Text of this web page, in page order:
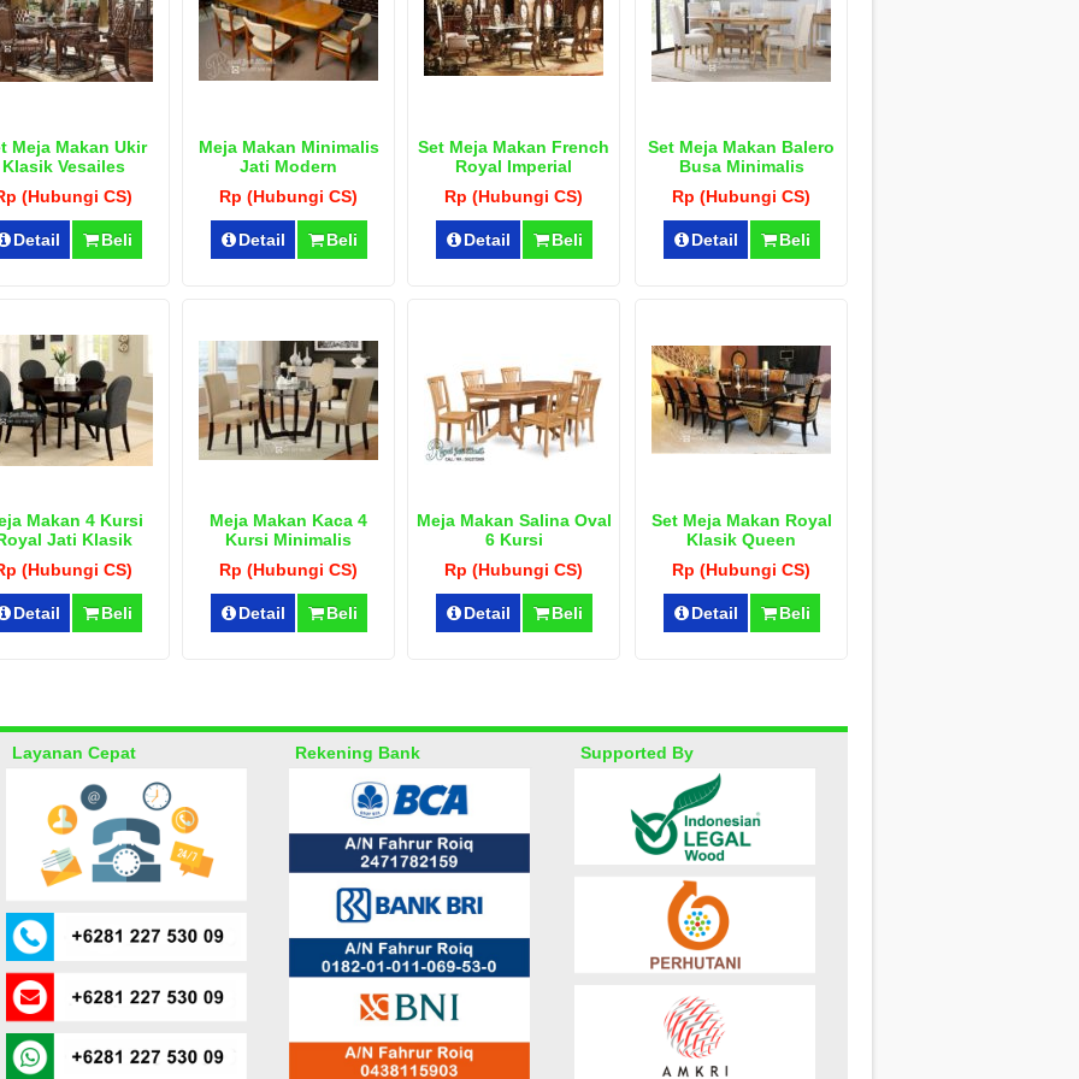
Meja Makan Ukir
Klasik Vesailes
(Hubungi CS)
Detail Beli
Meja Makan Minimalis
Jati Modern
Rp (Hubungi CS)
Detail Beli
Set Meja Makan French
Royal Imperial
Rp (Hubungi CS)
Detail Beli
Set Meja Makan Balero
Busa Minimalis
Rp (Hubungi CS)
Detail Beli
Makan 4 Kursi
Jati Klasik
(Hubungi CS)
Detail Beli
Meja Makan Kaca 4
Kursi Minimalis
Rp (Hubungi CS)
Detail Beli
Meja Makan Salina Oval
6 Kursi
Rp (Hubungi CS)
Detail Beli
Set Meja Makan Royal
Klasik Queen
Rp (Hubungi CS)
Detail Beli
Layanan Cepat Rekening Bank Supported By